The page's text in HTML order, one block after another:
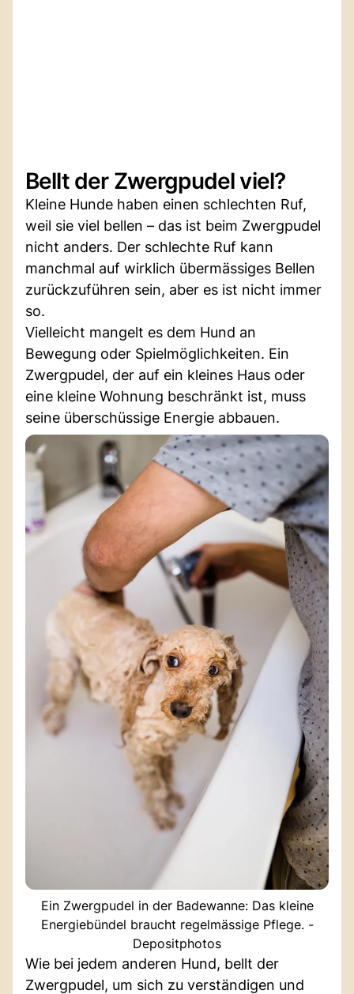
Bellt der Zwergpudel viel?
Kleine Hunde haben einen schlechten Ruf,
weil sie viel bellen – das ist beim Zwergpudel
nicht anders. Der schlechte Ruf kann
manchmal auf wirklich übermässiges Bellen
zurückzuführen sein, aber es ist nicht immer
so.
Vielleicht mangelt es dem Hund an
Bewegung oder Spielmöglichkeiten. Ein
Zwergpudel, der auf ein kleines Haus oder
eine kleine Wohnung beschränkt ist, muss
seine überschüssige Energie abbauen.
Ein Zwergpudel in der Badewanne: Das kleine
Energiebündel braucht regelmässige Pflege. -
Depositphotos
Wie bei jedem anderen Hund, bellt der
Zwergpudel, um sich zu verständigen und